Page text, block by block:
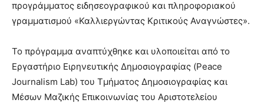
προγράμματος ειδησεογραφικού και πληροφοριακού
γραμματισμού «Καλλιεργώντας Κριτικούς Αναγνώστες».
Το πρόγραμμα αναπτύχθηκε και υλοποιείται από το
Εργαστήριο Ειρηνευτικής Δημοσιογραφίας (Peace
Journalism Lab) του Τμήματος Δημοσιογραφίας και
Μέσων Μαζικής Επικοινωνίας του Αριστοτελείου